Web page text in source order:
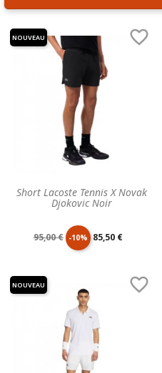
Short Lacoste Tennis X Novak
Djokovic Noir

Prix
95,00 € -10% Prix
85,50 €
NOUVEAU

NOUVEAU